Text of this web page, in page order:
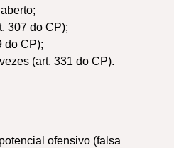
307 do CP);
do CP);
(art. 331 do CP).
ofensivo (falsa